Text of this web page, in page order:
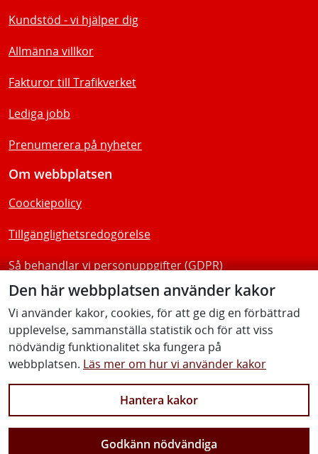
Den här webbplatsen använder kakor
Vi använder kakor, cookies, för att ge dig en förbättrad
upplevelse, sammanställa statistik och för att viss
nödvändig funktionalitet ska fungera på
webbplatsen. Läs mer om hur vi använder kakor
Hantera kakor
Godkänn nödvändiga
Kundstöd - vi hjälper dig
Allmänna villkor
Fakturor till Trafikverket
Lediga jobb
Prenumerera på nyheter
Om webbplatsen
Coockiepolicy
Tillgänglighetsredogörelse
Så behandlar vi personuppgifter (GDPR)
Följ oss
LinkedIn Facebook Instagram YouTube